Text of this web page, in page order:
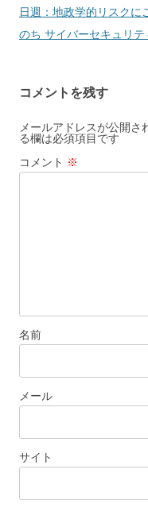
稿
ナ
ー
シ
ョ
ン
日週：地政学的リスクに
のち サイバーセキュリテ
コメントを残す
メールアドレスが公開さ
る欄は必須項目です
コメント ※
名前
メール
サイト